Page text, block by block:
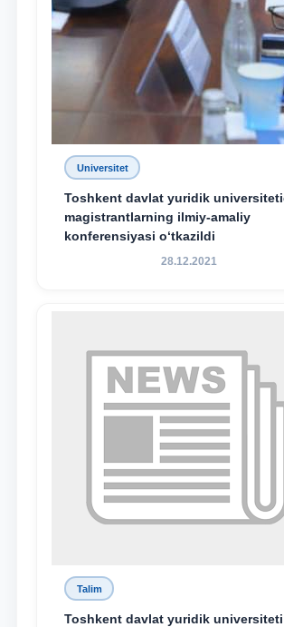
Universitet
Toshkent davlat yuridik
magistrantlarning ilmiy-amaliy
konferensiyasi o‘tkazildi
28.12.2021
Talim
Toshkent davlat yuridik universiteti